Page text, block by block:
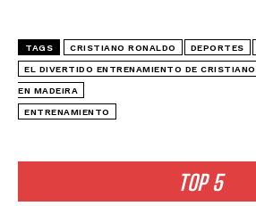
TOP 5
TAGS CRISTIANO RONALDO DEPORTES
EL DIVERTIDO ENTRENAMIENTO DE
EN MADEIRA
ENTRENAMIENTO